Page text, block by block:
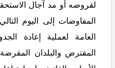
لقروضه أو مد آجال
المفاوضات إلى اليوم
العامة لعملية إعادة
المقترض والبلدان